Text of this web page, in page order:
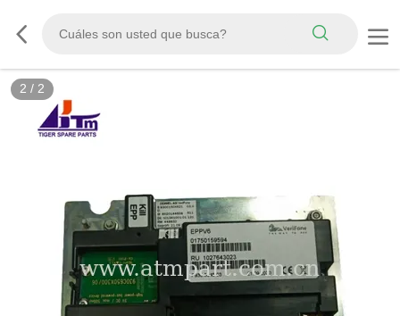
2 / 2